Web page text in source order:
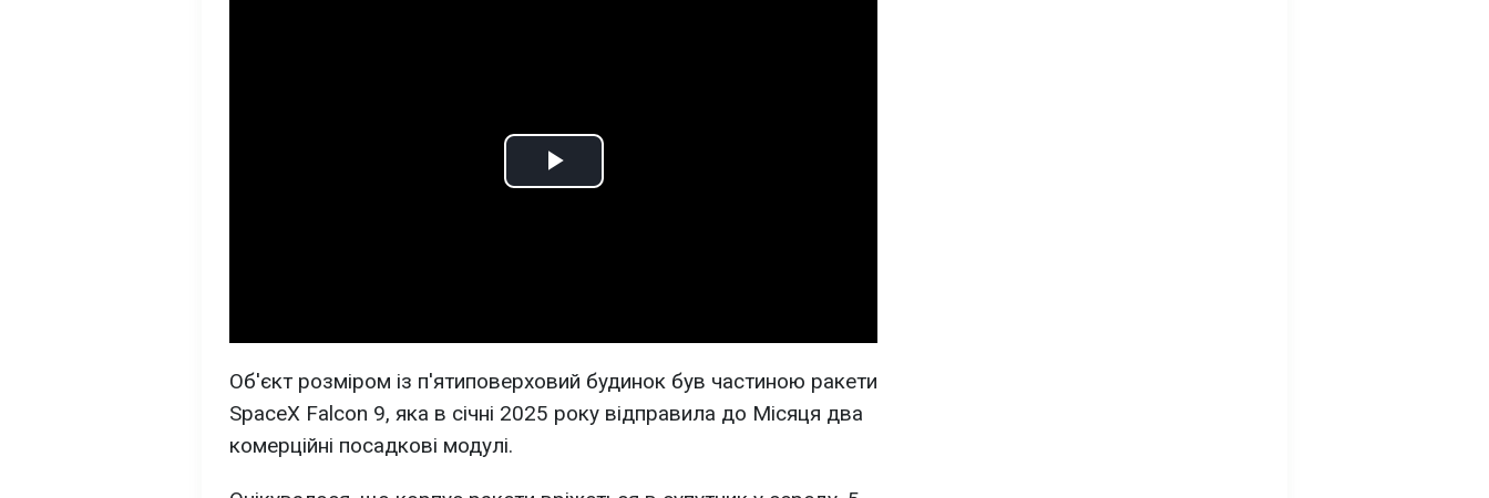
Play
Об'єкт розміром із п'ятиповерховий будинок був частиною ракети
SpaceX Falcon 9, яка в січні 2025 року відправила до Місяця два
комерційні посадкові модулі.